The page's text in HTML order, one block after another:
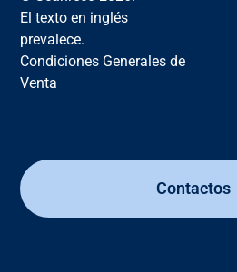
Contactos
El texto en inglés
prevalece.
Condiciones Generales de
Venta